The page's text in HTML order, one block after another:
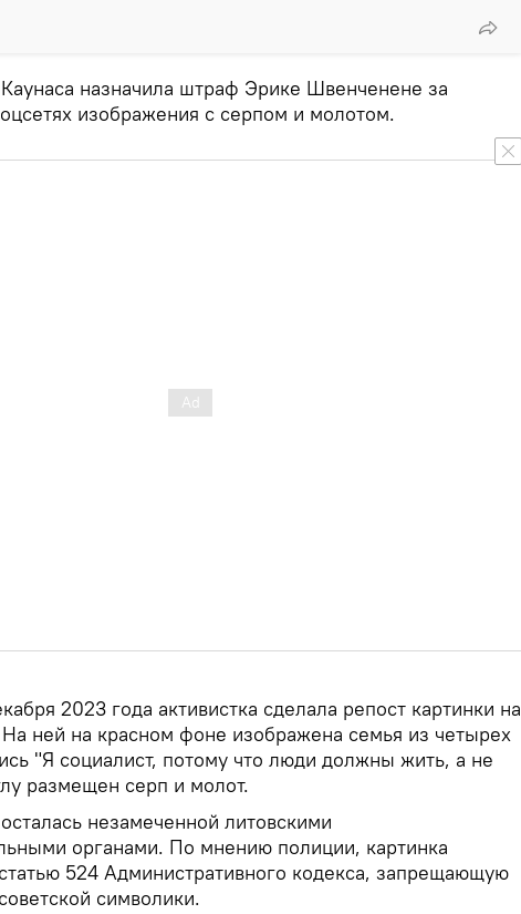
назначила штраф Эрике Швенченене за
изображения с серпом и молотом.
2023 года активистка сделала репост картинки на
ней на красном фоне изображена семья из четырех
"Я социалист, потому что люди должны жить, а не
размещен серп и молот.
незамеченной литовскими
органами. По мнению полиции, картинка
524 Административного кодекса, запрещающую
символики.